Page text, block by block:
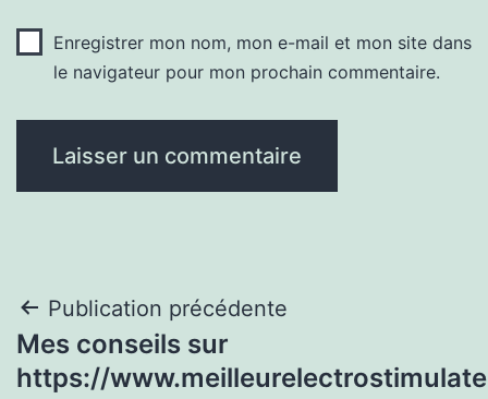
Enregistrer mon nom, mon e-mail et mon site dans
le navigateur pour mon prochain commentaire.
Navigation
de
Publication précédente
Mes conseils sur
https://